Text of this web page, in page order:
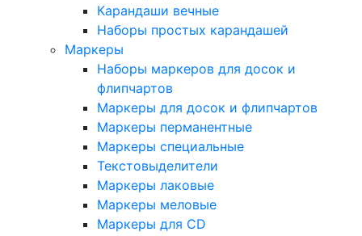
Карандаши вечные
Наборы простых карандашей
Маркеры
Наборы маркеров для досок и
флипчартов
Маркеры для досок и флипчартов
Маркеры перманентные
Маркеры специальные
Текстовыделители
Маркеры лаковые
Маркеры меловые
Маркеры для CD